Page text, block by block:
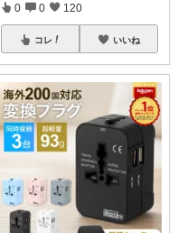
0 0 120
コレ いいね